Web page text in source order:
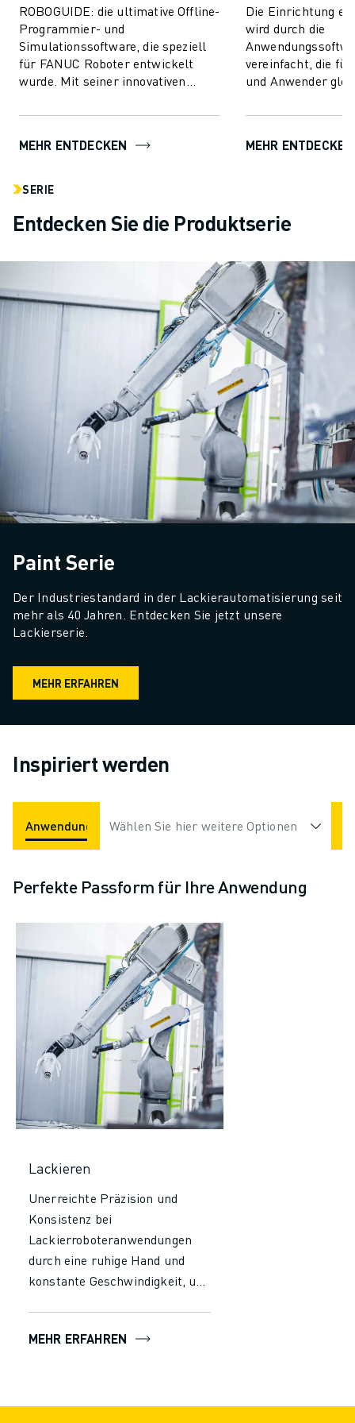
ROBOGUIDE: die ultimative Offline-
Programmier- und
Simulationssoftware, die speziell
für FANUC Roboter entwickelt
wurde. Mit seiner innovativen
ROBOGUIDE den Anwendern die
MEHR ENTDECKEN
Die Einrichtung
wird durch die
vereinfacht, die
und Anwender
Softwarelösungen
MEHR ENTDECKEN
SERIE
Entdecken Sie die Produktserie
Paint Serie
Der Industriestandard in der Lackierautomatisierung seit
mehr als 40 Jahren. Entdecken Sie jetzt unsere
Lackierserie.
MEHR ERFAHREN
Inspiriert werden
Anwendungen Branchen
Wählen Sie hier weitere Optionen
Perfekte Passform für Ihre Anwendung
Lackieren
Unerreichte Präzision und
Konsistenz bei
Lackierroboteranwendungen
durch eine ruhige Hand und
konstante Geschwindigkeit, um
zu gewährleisten. Verbessern
Robotersystemen, die einen
MEHR ERFAHREN